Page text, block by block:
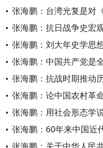
张海鹏：台湾光复是对
张海鹏：抗日战争史宏
张海鹏：刘大年史学思
张海鹏：中国共产党是
张海鹏：抗战时期推动
张海鹏：论中国农村革
张海鹏：用社会形态学
张海鹏：60年来中国近